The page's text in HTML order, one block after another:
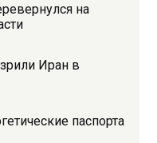
на
Иран в
паспорта